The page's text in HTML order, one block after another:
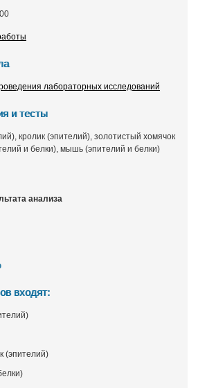
лабораторных исследований
и тесты
кролик (эпителий), золотистый хомячок
и белки), мышь (эпителий и белки)
анализа
входят:
(эпителий)